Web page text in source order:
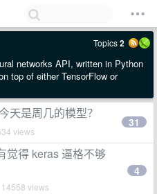
Topics2
networks API, written in Python
top of either TensorFlow or
天是周几的模型？
views
31
觉得 keras 逼格不够
views
4